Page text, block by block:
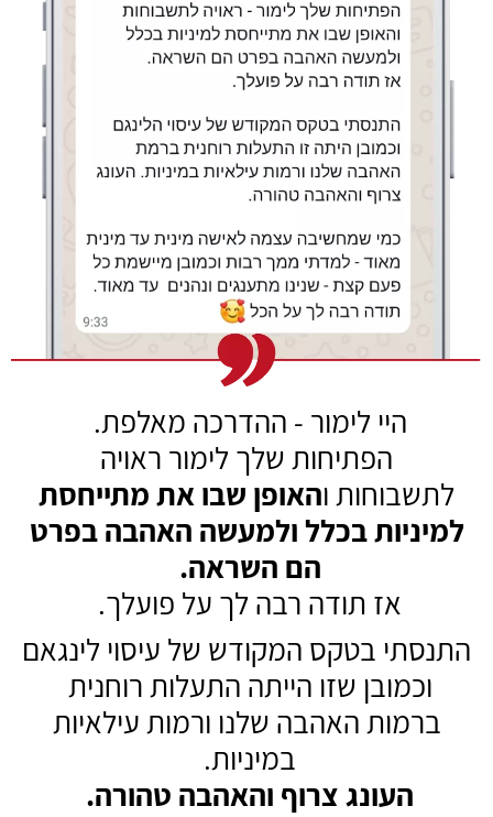
היי לימור - ההדרכה מאלפת.
הפתיחות שלך לימור ראויה
לתשבוחות והאופן שבו את מתייחסת
למיניות בכלל ולמעשה האהבה בפרט
הם השראה.
אז תודה רבה לך על פועלך.
התנסתי בטקס המקודש של עיסוי לינגאם
וכמובן שזו הייתה התעלות רוחנית
ברמות האהבה שלנו ורמות עילאיות
במיניות.
העונג צרוף והאהבה טהורה.